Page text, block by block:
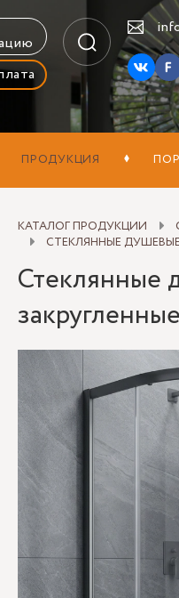
ПРОДУКЦИЯ
КАТАЛОГ ПРОДУКЦИИ
СТЕКЛЯННЫЕ
Стеклянные
закругленные